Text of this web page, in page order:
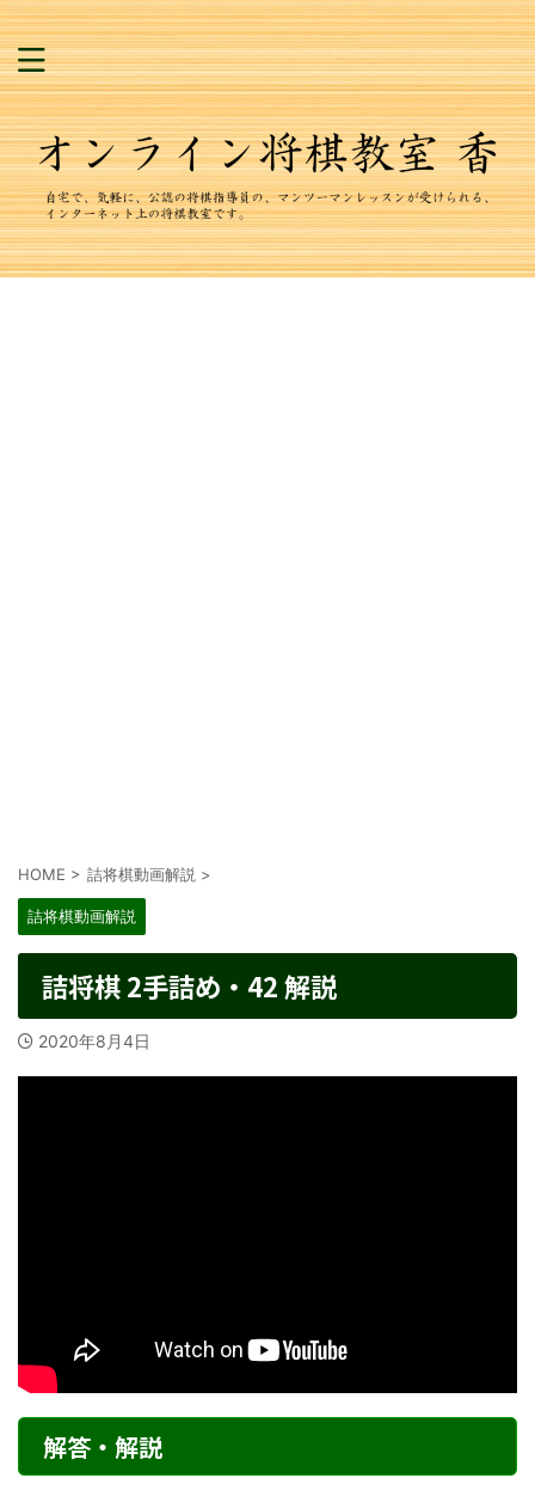
HOME > 詰将棋動画解説 >
詰将棋動画解説
詰将棋 2手詰め・42 解説
2020年8月4日
解答・解説